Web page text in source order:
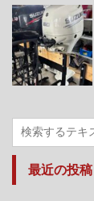
最近の投稿